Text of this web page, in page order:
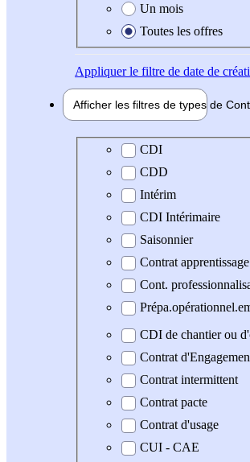
Un mois
Toutes les offres
Appliquerle filtre de date de
Afficher les filtres de types de
Type de contrat
CDI
CDD
Intérim
CDI Intérimaire
Saisonnier
Contrat apprentissage
Cont.
CDI de chantier ou
Contrat
Contrat intermittent
Contrat pacte
Contrat d'usage
CUI - CAE